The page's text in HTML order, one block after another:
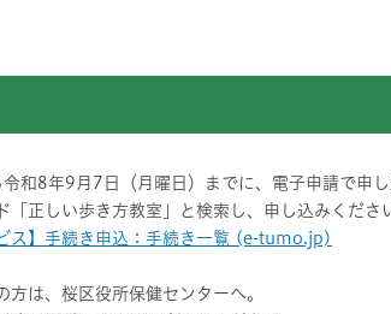
和8年9月7日（月曜日）までに、電子申請で申し
「正しい歩き方教室」と検索し、申し込みくださ
ス】手続き申込：手続き一覧 (e-tumo.jp)
は、桜区役所保健センターへ。